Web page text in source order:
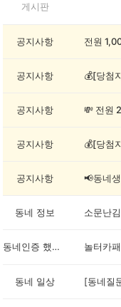
동
게시판
공지사항
공지사항
공지사항
공지사항
공지사항 📢동네
동네 정보 소문난
동네인증 했어요 놀터카패
동네 일상